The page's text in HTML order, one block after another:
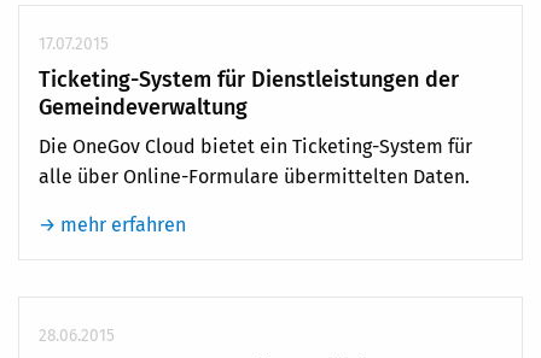
17.07.2015
Ticketing-System für Dienstleistungen der
Gemeindeverwaltung
Die OneGov Cloud bietet ein Ticketing-System für
alle über Online-Formulare übermittelten Daten.
→ mehr erfahren
28.06.2015